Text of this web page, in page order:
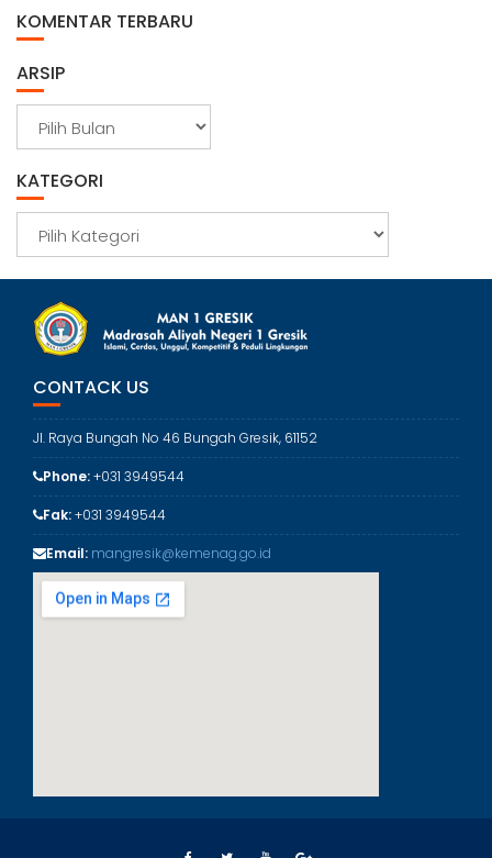
KOMENTAR TERBARU
ARSIP
i
KATEGORI
t
CONTACK US
Jl. Raya Bungah No 46 Bungah Gresik, 61152
Phone:+031 3949544
Fak:+031 3949544
Email: mangresik@kemenag.go.id